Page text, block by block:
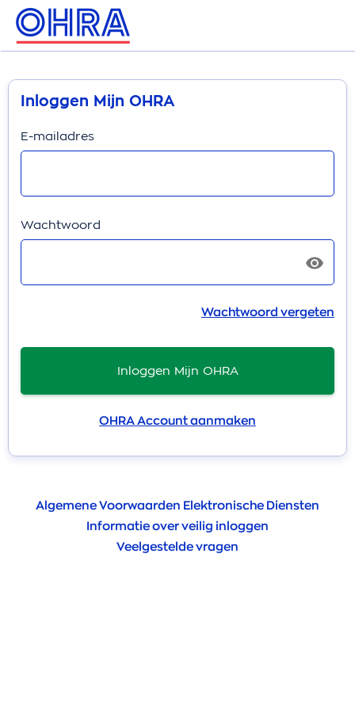
Inloggen Mijn OHRA
E-mailadres
Wachtwoord
Wachtwoord vergeten
Inloggen Mijn OHRA
OHRA Account aanmaken
Algemene Voorwaarden Elektronische Diensten
Informatie over veilig inloggen
Veelgestelde vragen